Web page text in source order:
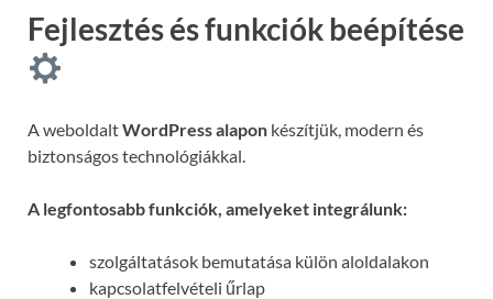
Fejlesztés és funkciók beépítése
A weboldaltWordPress alapon készítjük, modern és
biztonságos technológiákkal.
A legfontosabb funkciók, amelyeket integrálunk:
szolgáltatások bemutatása külön aloldalakon
kapcsolatfelvételi űrlap